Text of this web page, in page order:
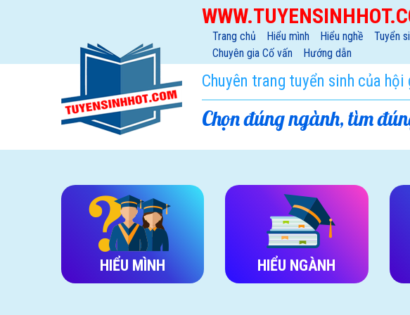
Trang chủ Hiểu mình Hiểu nghề Tuyển
Chuyên gia Cố vấn
Hướng dẫn
Chuyên trang tuyển sinh của hội
Chọn đúng ngành, tìm
HIỂU MÌNH HIỂU NGÀNH